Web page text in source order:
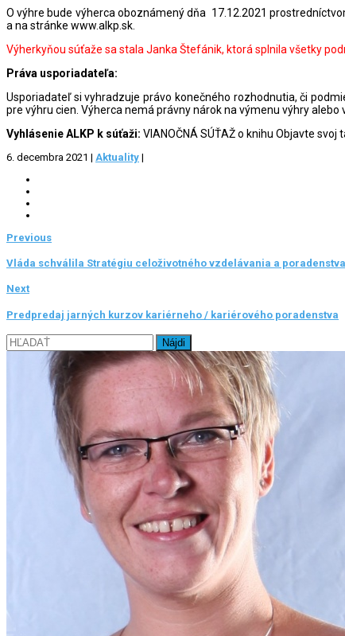
O výhre bude výherca oboznámený dňa 17.12.2021
a na stránke www.alkp.sk.
Výherkyňou súťaže sa stala Janka Štefánik, ktorá splnila všetky
Práva usporiadateľa:
Usporiadateľ si vyhradzuje právo konečného rozhodnutia, či
pre výhru cien. Výherca nemá právny nárok na výmenu výhry
Vyhlásenie ALKP k súťaži: VIANOČNÁ SÚŤAŽ o knihu Objavte
6. decembra 2021 | Aktuality |
Previous
Vláda schválila Stratégiu celoživotného vzdelávania a poradenstva
Next
Predpredaj jarných kurzov kariérneho / kariérového poradenstva
Hľadať: